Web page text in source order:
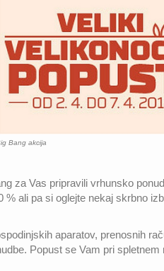
Bang akcija
za Vas pripravili vrhunsko
ali pa si oglejte nekaj skrbno
aparatov, prenosnih
Popust se Vam pri spletnem